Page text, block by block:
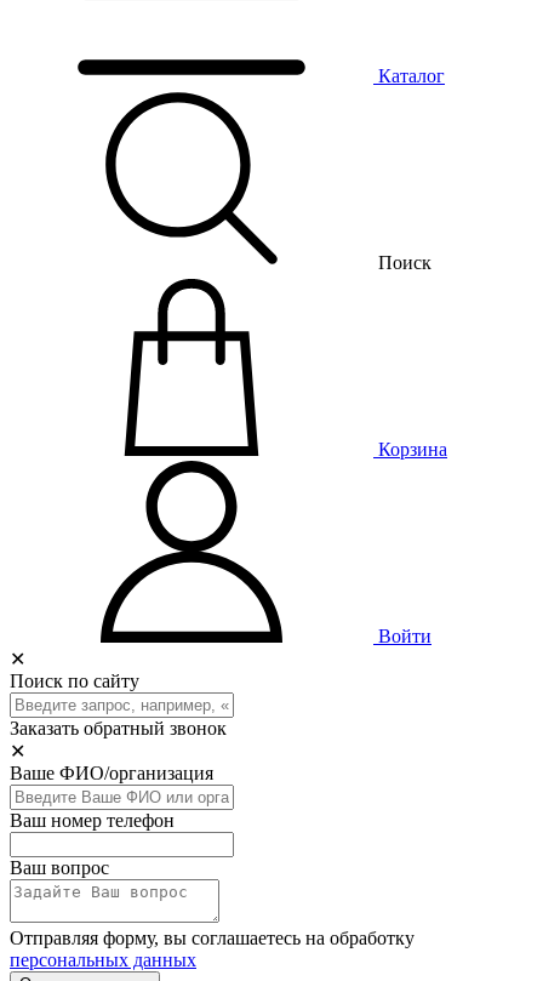
Каталог
Поиск
Корзина
Войти
✕
Поиск по сайту
Заказать обратный звонок
✕
Ваше ФИО/организация
Ваш номер телефон
Ваш вопрос
Отправляя форму, вы соглашаетесь на обработку
персональных данных